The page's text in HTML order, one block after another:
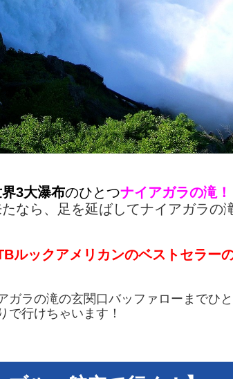
3大瀑布のひとつナイアガラの滝！
なら、足を延ばしてナイアガラの
ルックアメリカンのベストセラー
ガラの滝の玄関口バッファローまでひ
で行けちゃいます！